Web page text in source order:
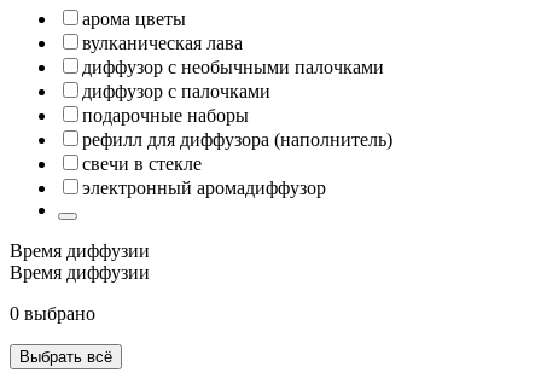
арома цветы
вулканическая лава
диффузор с необычными палочками
диффузор с палочками
подарочные наборы
рефилл для диффузора (наполнитель)
свечи в стекле
электронный аромадиффузор
Время диффузии
Время диффузии
0 выбрано
Выбрать всё